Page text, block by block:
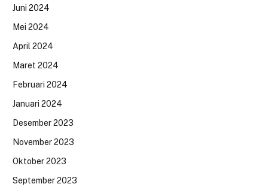
Juni 2024
Mei 2024
April 2024
Maret 2024
Februari 2024
Januari 2024
Desember 2023
November 2023
Oktober 2023
September 2023